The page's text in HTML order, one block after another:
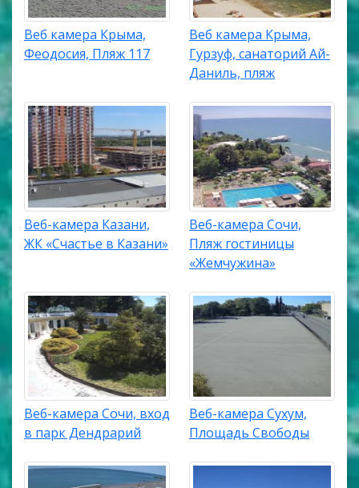
Веб камера Крыма,
Феодосия, Пляж 117
Веб камера Крыма,
Гурзуф, санаторий Ай-
Даниль, пляж
Веб-камера Казани,
ЖК «Счастье в Казани»
Веб-камера Сочи,
Пляж гостиницы
«Жемчужина»
Веб-камера Сочи, вход
в парк Дендрарий
Веб-камера Сухум,
Площадь Свободы